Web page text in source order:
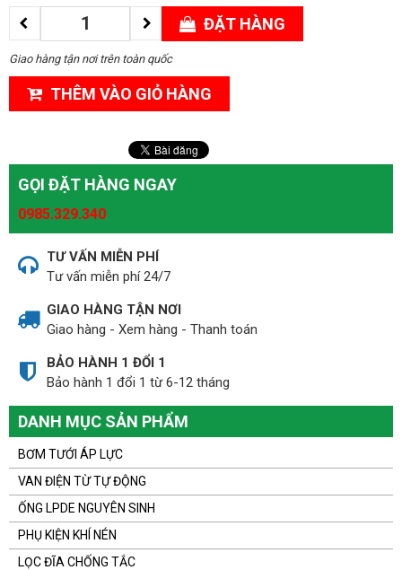
ĐẶT HÀNG
Giao hàng tận nơi trên toàn quốc
THÊM VÀO GIỎ HÀNG
GỌI ĐẶT HÀNG NGAY
0985.329.340
TƯ VẤN MIỄN PHÍ
Tư vấn miễn phí 24/7
GIAO HÀNG TẬN NƠI
Giao hàng - Xem hàng - Thanh toán
BẢO HÀNH 1 ĐỔI 1
Bảo hành 1 đổi 1 từ 6-12 tháng
DANH MỤC SẢN PHẨM
BƠM TƯỚI ÁP LỰC
VAN ĐIỆN TỪ TỰ ĐỘNG
ỐNG LPDE NGUYÊN SINH
PHỤ KIỆN KHÍ NÉN
LỌC ĐĨA CHỐNG TẮC